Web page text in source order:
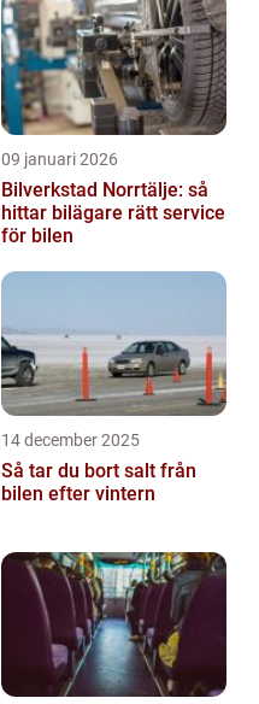
09 januari 2026
Bilverkstad Norrtälje: så
hittar bilägare rätt service
för bilen
14 december 2025
Så tar du bort salt från
bilen efter vintern